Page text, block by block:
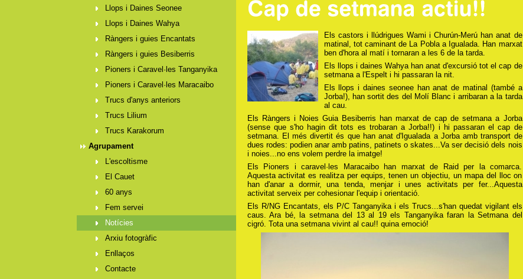
Llops i Daines Seonee
Llops i Daines Wahya
Ràngers i guies Encantats
Ràngers i guies Besiberris
Pioners i Caravel·les Tanganyika
Pioners i Caravel·les Maracaibo
Trucs d'anys anteriors
Trucs Lilium
Trucs Karakorum
Agrupament
L'escoltisme
El Cauet
60 anys
Fem servei
Notícies
Arxiu fotogràfic
Enllaços
Contacte
Els castors i llúdrigues Wami i Churún-Merú han anat de
matinal, tot caminant de La Pobla a Igualada. Han marxat
ben d'hora al matí i tornaran a les 6 de la tarda.
Els llops i daines Wahya han anat d'excursió tot el cap de
setmana a l'Espelt i hi passaran la nit.
Els llops i daines seonee han anat de matinal (també a
Jorba!), han sortit des del Molí Blanc i arribaran a la tarda
al cau.
Els Ràngers i Noies Guia Besiberris han marxat de cap de setmana a Jorba
(sense que s'ho hagin dit tots es trobaran a Jorba!!) i hi passaran el cap de
setmana. El més divertit és que han anat d'Igualada a Jorba amb transport de
dues rodes: podien anar amb patins, patinets o skates...Va ser decisió dels nois
i noies...no ens volem perdre la imatge!
Els Pioners i caravel·les Maracaibo han marxat de Raid per la comarca.
Aquesta activitat es realitza per equips, tenen un objectiu, un mapa del lloc on
han d'anar a dormir, una tenda, menjar i unes activitats per fer...Aquesta
activitat serveix per cohesionar l'equip i orientació.
Els R/NG Encantats, els P/C Tanganyika i els Trucs...s'han quedat vigilant els
caus. Ara bé, la setmana del 13 al 19 els Tanganyika faran la Setmana del
cigró. Tota una setmana vivint al cau!! quina emoció!